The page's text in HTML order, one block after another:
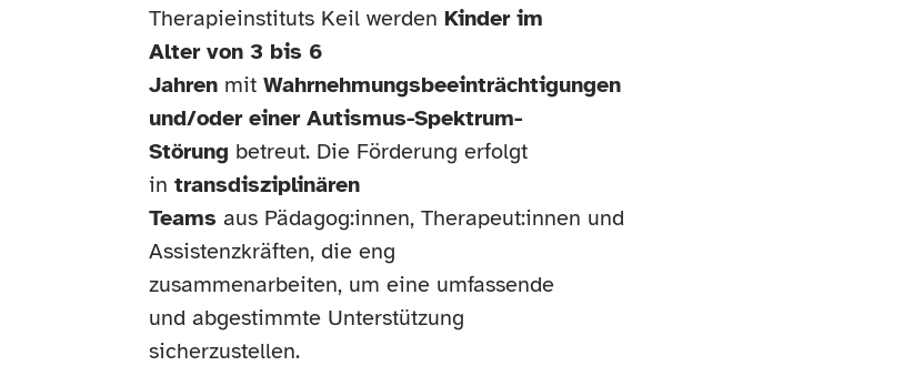
Therapieinstituts Keil werdenKinder im
Alter von 3 bis 6
Jahren mitWahrnehmungsbeeinträchtigungen
und/oder einer Autismus-Spektrum-
Störung betreut. Die Förderung erfolgt
intransdisziplinären
Teams aus Pädagog:innen, Therapeut:innen und
Assistenzkräften, die eng
zusammenarbeiten, um eine umfassende
und abgestimmte Unterstützung
sicherzustellen.